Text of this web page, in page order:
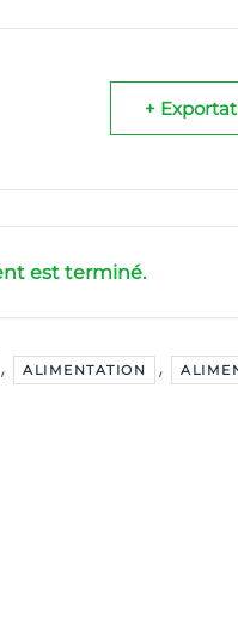
+
est terminé.
, ALIMENTATION ,